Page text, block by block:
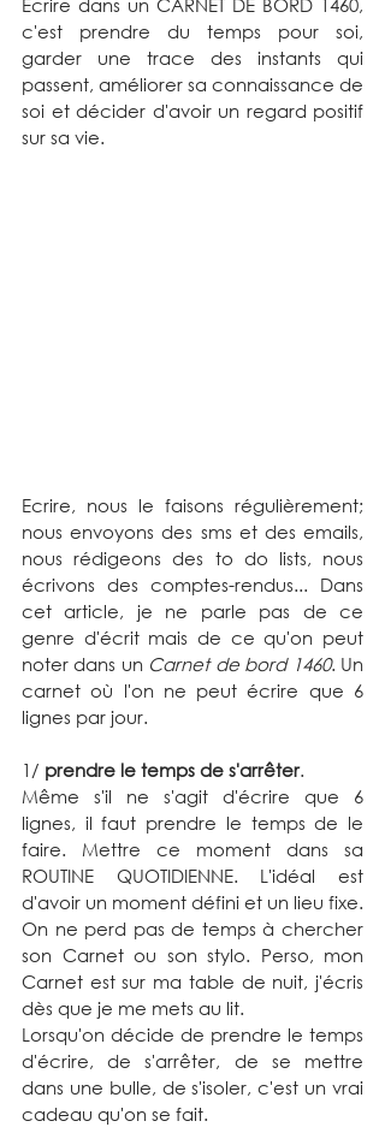
Ecrire dans un CARNET DE BORD 1460,
c'est prendre du temps pour soi,
garder une trace des instants qui
passent, améliorer sa connaissance de
soi et décider d'avoir un regard positif
sur sa vie.
Ecrire, nous le faisons régulièrement;
nous envoyons des sms et des emails,
nous rédigeons des to do lists, nous
écrivons des comptes-rendus... Dans
cet article, je ne parle pas de ce
genre d'écrit mais de ce qu'on peut
noter dans un Carnet de bord 1460. Un
carnet où l'on ne peut écrire que 6
lignes par jour.
1/ prendre le temps de s'arrêter.
Même s'il ne s'agit d'écrire que 6
lignes, il faut prendre le temps de le
faire. Mettre ce moment dans sa
ROUTINE QUOTIDIENNE. L'idéal est
d'avoir un moment défini et un lieu fixe.
On ne perd pas de temps à chercher
son Carnet ou son stylo. Perso, mon
Carnet est sur ma table de nuit, j'écris
dès que je me mets au lit.
Lorsqu'on décide de prendre le temps
d'écrire, de s'arrêter, de se mettre
dans une bulle, de s'isoler, c'est un vrai
cadeau qu'on se fait.